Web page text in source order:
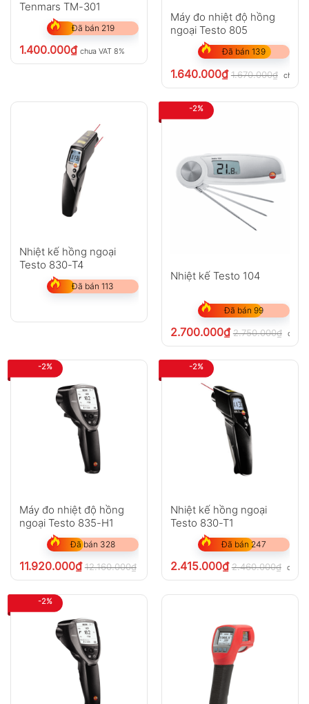
Tenmars TM-301
Đã bán 219
1.400.000₫ chưa VAT 8%
Máy đo nhiệt độ hồng
ngoại Testo 805
Đã bán 139
1.640.000₫ 1.670.000₫ chưa
Nhiệt kế hồng ngoại
Testo 830-T4
Đã bán 113
-2%
Nhiệt kế Testo 104
Đã bán 99
2.700.000₫ 2.750.000₫ chưa
-2%
Máy đo nhiệt độ hồng
ngoại Testo 835-H1
Đã bán 328
11.920.000₫ 12.160.000₫ chưa VAT 8%
-2%
Nhiệt kế hồng ngoại
Testo 830-T1
Đã bán 247
2.415.000₫ 2.460.000₫ chưa
-2%